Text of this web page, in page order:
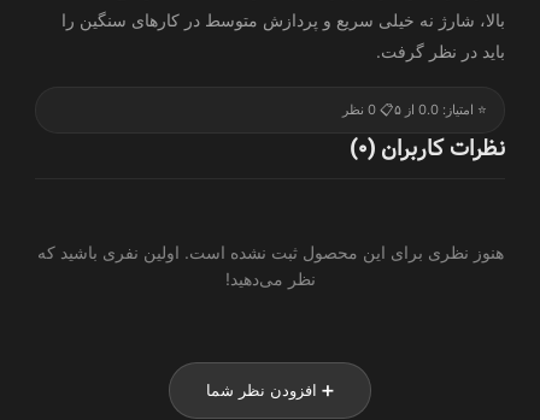
بالا، شارژ نه خیلی سریع و پردازش متوسط در کارهای سنگین را
باید در نظر گرفت.
⭐ امتیاز: 0.0 از ۵ 📋 0 نظر
نظرات کاربران (0)
هنوز نظری برای این محصول ثبت نشده است. اولین نفری باشید که
نظر می‌دهید!
➕ افزودن نظر شما